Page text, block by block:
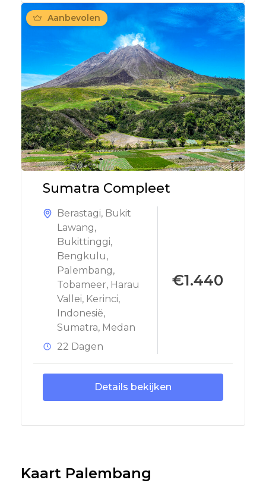
Aanbevolen
Sumatra Compleet
Berastagi, Bukit
Lawang,
Bukittinggi,
Bengkulu,
Palembang,
Tobameer, Harau
Vallei, Kerinci,
Indonesië,
Sumatra, Medan
22 Dagen
€1.440
Details bekijken
Kaart Palembang